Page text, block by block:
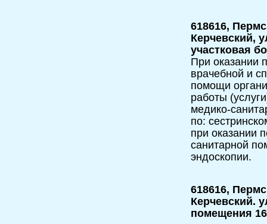
618616,
Керчевский,
участковая
При оказании
врачебной и
помощи
работы
медико-
по:
при оказании
санитарной
эндоскопии.
618616,
Керчевский.
помещения